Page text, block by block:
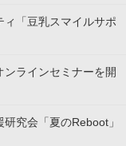
ィ「豆乳スマイルサポ
ラインセミナーを開
究会「夏のReboot」